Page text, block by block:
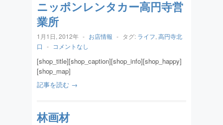
ニッポンレンタカー高円寺営
業所
1月1日, 2012年 - お店情報 - タグ: ライフ, 高円寺北
口 - コメントなし
[shop_title][shop_caption][shop_info][shop_happy]
[shop_map]
記事を読む →
林画材